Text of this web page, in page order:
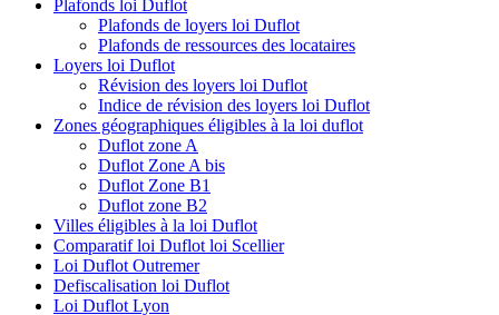
Plafonds loi Duflot
Plafonds de loyers loi Duflot
Plafonds de ressources des locataires
Loyers loi Duflot
Révision des loyers loi Duflot
Indice de révision des loyers loi Duflot
Zones géographiques éligibles à la loi duflot
Duflot zone A
Duflot Zone A bis
Duflot Zone B1
Duflot zone B2
Villes éligibles à la loi Duflot
Comparatif loi Duflot loi Scellier
Loi Duflot Outremer
Defiscalisation loi Duflot
Loi Duflot Lyon